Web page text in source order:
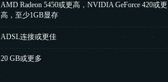
AMD Radeon 5450或更高，NVIDIA GeForce 420或更
高，至少1GB显存
ADSL连接或更佳
20 GB或更多